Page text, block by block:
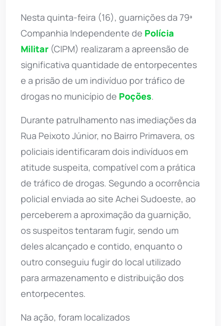
Nesta quinta-feira (16), guarnições da 79ª
Companhia Independente de Polícia
Militar (CIPM) realizaram a apreensão de
significativa quantidade de entorpecentes
e a prisão de um indivíduo por tráfico de
drogas no município de Poções.
Durante patrulhamento nas imediações da
Rua Peixoto Júnior, no Bairro Primavera, os
policiais identificaram dois indivíduos em
atitude suspeita, compatível com a prática
de tráfico de drogas. Segundo a ocorrência
policial enviada ao site Achei Sudoeste, ao
perceberem a aproximação da guarnição,
os suspeitos tentaram fugir, sendo um
deles alcançado e contido, enquanto o
outro conseguiu fugir do local utilizado
para armazenamento e distribuição dos
entorpecentes.
Na ação, foram localizados